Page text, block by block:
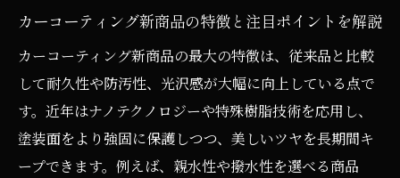
郡山市西田町で体感できるカーコーティン
グの進化
洗車専門店が教えるカーコーティングの新
しい選択肢
カーコーティング新商品の選び方と施工のポイ
ント
カーコーティング新商品の特徴と注目ポイントを解説
カーコーティング新商品の最大の特徴は、従来品と比較
して耐久性や防汚性、光沢感が大幅に向上している点で
す。近年はナノテクノロジーや特殊樹脂技術を応用し、
塗装面をより強固に保護しつつ、美しいツヤを長期間キ
ープできます。例えば、親水性や撥水性を選べる商品